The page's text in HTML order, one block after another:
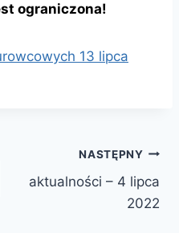
ograniczona!
NASTĘPNY
aktualności – 4 lipca
2022